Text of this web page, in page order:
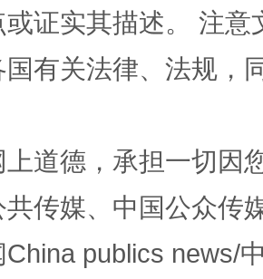
或证实其描述。 注
有关法律、法规，
道德，承担一切因
共传媒、中国公众传
China publics news/